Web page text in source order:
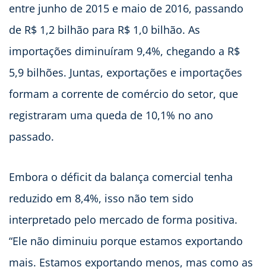
entre junho de 2015 e maio de 2016, passando
de R$ 1,2 bilhão para R$ 1,0 bilhão. As
importações diminuíram 9,4%, chegando a R$
5,9 bilhões. Juntas, exportações e importações
formam a corrente de comércio do setor, que
registraram uma queda de 10,1% no ano
passado.
Embora o déficit da balança comercial tenha
reduzido em 8,4%, isso não tem sido
interpretado pelo mercado de forma positiva.
“Ele não diminuiu porque estamos exportando
mais. Estamos exportando menos, mas como as